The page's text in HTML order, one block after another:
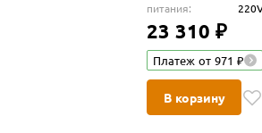
питания:
23 310 ₽
Платеж от 971 ₽
В корзину